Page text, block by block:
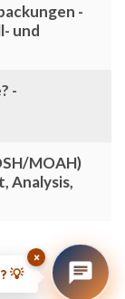
-
und
-
MOAH)
Analysis,
×
💡